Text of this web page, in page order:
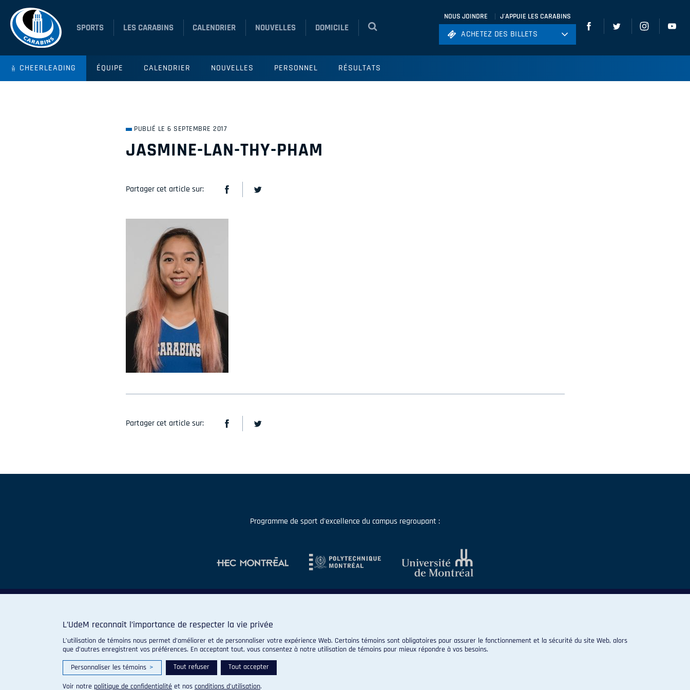
SPORTS LES CARABINS CALENDRIER NOUVELLES DOMICILE
NOUS JOINDRE J'APPUIE LES CARABINS
ACHETEZ DES BILLETS
ACHETEZ DES BILLETS
CHEERLEADING ÉQUIPE CALENDRIER NOUVELLES PERSONNEL RÉSULTATS
PUBLIÉ LE 6 SEPTEMBRE 2017
JASMINE-LAN-THY-PHAM
Partager cet article sur:
Partager cet article sur:
Programme de sport d'excellence du campus regroupant :
© 2026 Carabins de l'Université de Montréal. Tous droits réservés.
L’UdeM reconnaît l’importance de respecter la vie privée
L’utilisation de témoins nous permet d’améliorer et de personnaliser votre expérience Web. Certains témoins sont obligatoires pour assurer le fonctionnement et la sécurité du site Web, alors
que d’autres enregistrent vos préférences. En acceptant tout, vous consentez à notre utilisation de témoins pour mieux répondre à vos besoins.
Personnaliser les témoins > Tout refuser Tout accepter
Voir notre politique de confidentialité et nos conditions d’utilisation.